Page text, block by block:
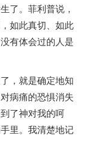
了。菲利普说，
如此真切、如此
有体会过的人是
，就是确定地知
病痛的恐惧消失
了神对我的呵
里。我清楚地记